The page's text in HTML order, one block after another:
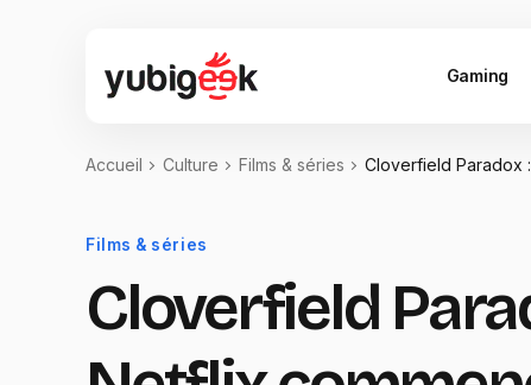
Gaming
Accueil Culture Films & séries Cloverfield Paradox
Films & séries
Cloverfield